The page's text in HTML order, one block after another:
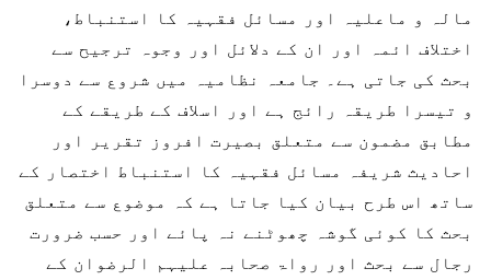
مالہ و ماعلیہ اور مسائل فقہیہ کا استنباط،
اختلاف ائمہ اور ان کے دلائل اور وجوہ ترجیح سے
بحث کی جاتی ہے۔ جامعہ نظامیہ میں شروع سے دوسرا
و تیسرا طریقہ رائج ہے اور اسلاف کے طریقے کے
مطابق مضمون سے متعلق بصیرت افروز تقریر اور
احادیث شریفہ مسائل فقہیہ کا استنباط اختصار کے
ساتھ اس طرح بیان کیا جاتا ہے کہ موضوع سے متعلق
بحث کا کوئی گوشہ چھوٹنے نہ پائے اور حسب ضرورت
رجال سے بحث اور رواۃ صحابہ علیہم الرضوان کے